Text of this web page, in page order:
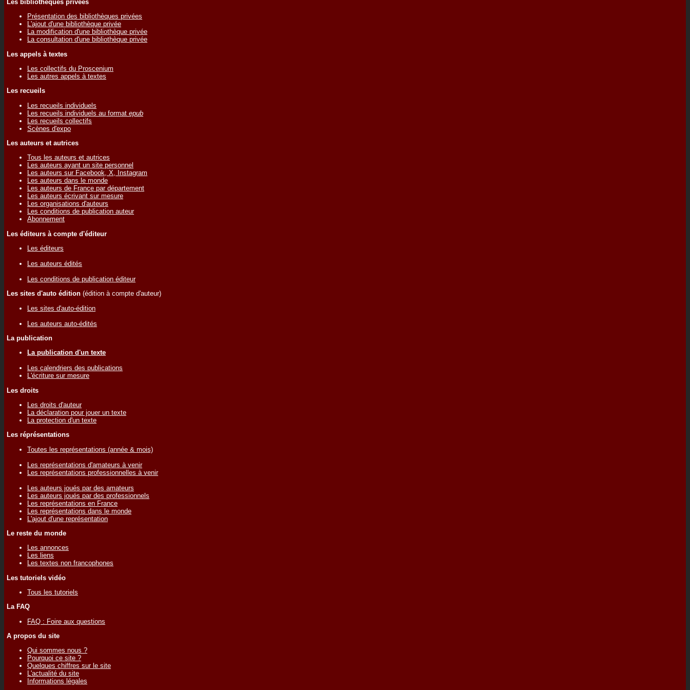
Les bibliothèques privées
Présentation des bibliothèques privées
L'ajout d'une bibliothèque privée
La modification d'une bibliothèque privée
La consultation d'une bibliothèque privée
Les appels à textes
Les collectifs du Proscenium
Les autres appels à textes
Les recueils
Les recueils individuels
Les recueils individuels au format epub
Les recueils collectifs
Scènes d'expo
Les auteurs et autrices
Tous les auteurs et autrices
Les auteurs ayant un site personnel
Les auteurs sur Facebook, X, Instagram
Les auteurs dans le monde
Les auteurs de France par département
Les auteurs écrivant sur mesure
Les organisations d'auteurs
Les conditions de publication auteur
Abonnement
Les éditeurs à compte d'éditeur
Les éditeurs
Les auteurs édités
Les conditions de publication éditeur
Les sites d'auto édition (édition à compte d'auteur)
Les sites d'auto-édition
Les auteurs auto-édités
La publication
La publication d'un texte
Les calendriers des publications
L'écriture sur mesure
Les droits
Les droits d'auteur
La déclaration pour jouer un texte
La protection d'un texte
Les réprésentations
Toutes les représentations (année & mois)
Les représentations d'amateurs à venir
Les représentations professionnelles à venir
Les auteurs joués par des amateurs
Les auteurs joués par des professionnels
Les représentations en France
Les représentations dans le monde
L'ajout d'une représentation
Le reste du monde
Les annonces
Les liens
Les textes non francophones
Les tutoriels vidéo
Tous les tutoriels
La FAQ
FAQ : Foire aux questions
A propos du site
Qui sommes nous ?
Pourquoi ce site ?
Quelques chiffres sur le site
L'actualité du site
Informations légales